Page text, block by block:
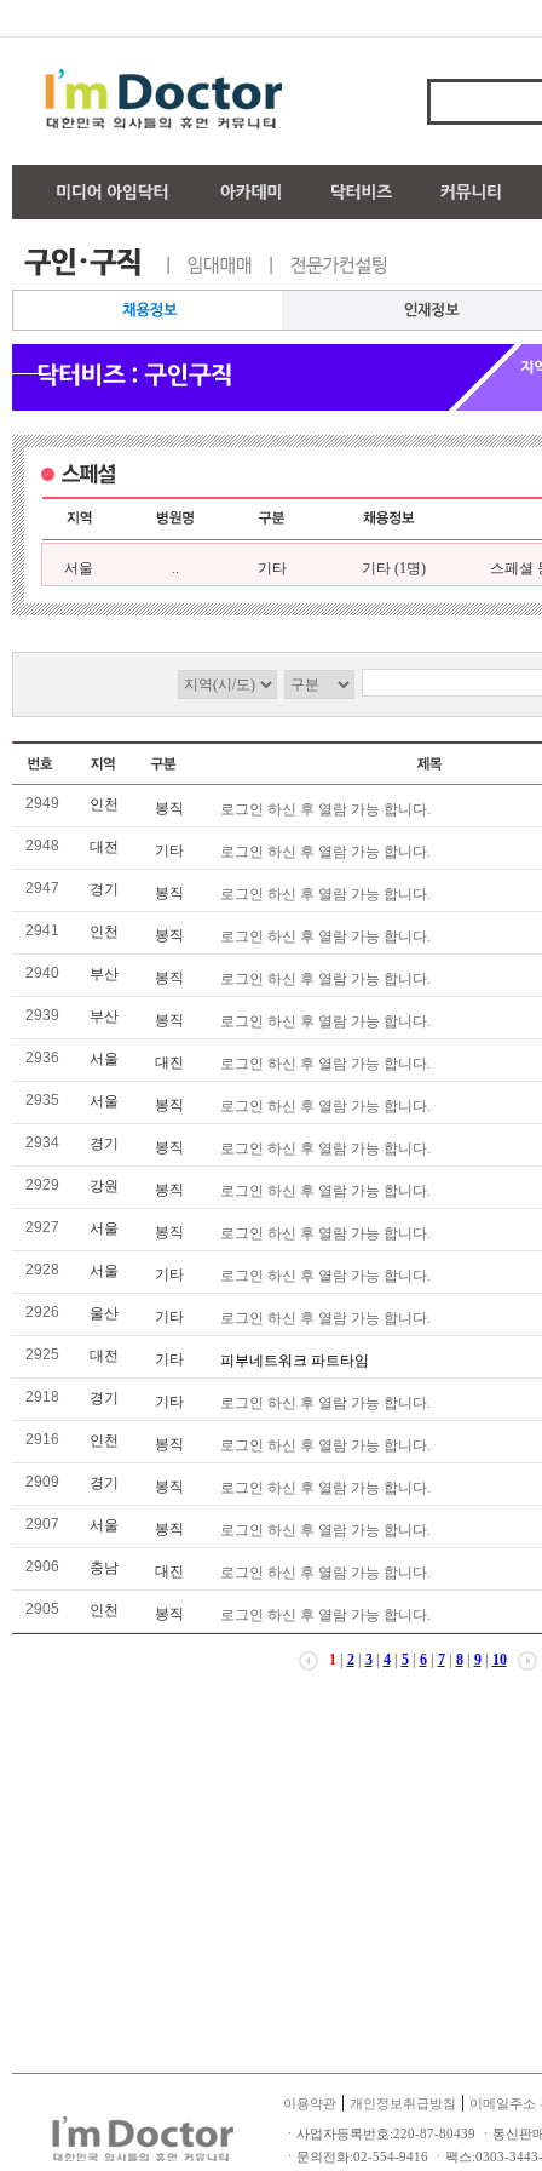
서울 .. 기타 기타 (1명) 스페셜
2949 인천 봉직 로그인 하신 후 열람 가능 합니다.
2948 대전 기타 로그인 하신 후 열람 가능 합니다.
2947 경기 봉직 로그인 하신 후 열람 가능 합니다.
2941 인천 봉직 로그인 하신 후 열람 가능 합니다.
2940 부산 봉직 로그인 하신 후 열람 가능 합니다.
2939 부산 봉직 로그인 하신 후 열람 가능 합니다.
2936 서울 대진 로그인 하신 후 열람 가능 합니다.
2935 서울 봉직 로그인 하신 후 열람 가능 합니다.
2934 경기 봉직 로그인 하신 후 열람 가능 합니다.
2929 강원 봉직 로그인 하신 후 열람 가능 합니다.
2927 서울 봉직 로그인 하신 후 열람 가능 합니다.
2928 서울 기타 로그인 하신 후 열람 가능 합니다.
2926 울산 기타 로그인 하신 후 열람 가능 합니다.
2925 대전 기타 피부네트워크 파트타임
2918 경기 기타 로그인 하신 후 열람 가능 합니다.
2916 인천 봉직 로그인 하신 후 열람 가능 합니다.
2909 경기 봉직 로그인 하신 후 열람 가능 합니다.
2907 서울 봉직 로그인 하신 후 열람 가능 합니다.
2906 충남 대진 로그인 하신 후 열람 가능 합니다.
2905 인천 봉직 로그인 하신 후 열람 가능 합니다.
1| 2| 3| 4| 5| 6| 7| 8| 9| 10
이용약관 | 개인정보취급방침 | 이메일주소
ㆍ사업자등록번호:220-87-80439 ㆍ통신판
ㆍ문의전화:02-554-9416 ㆍ팩스:0303-